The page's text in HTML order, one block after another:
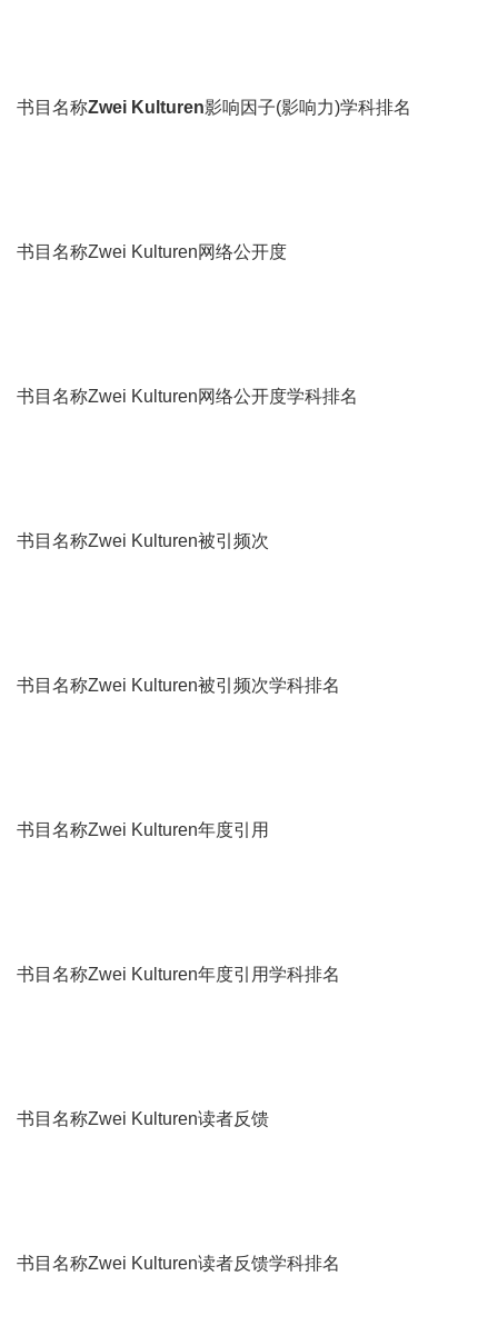
书目名称Zwei Kulturen影响因子(影响力)学科排名
书目名称Zwei Kulturen网络公开度
书目名称Zwei Kulturen网络公开度学科排名
书目名称Zwei Kulturen被引频次
书目名称Zwei Kulturen被引频次学科排名
书目名称Zwei Kulturen年度引用
书目名称Zwei Kulturen年度引用学科排名
书目名称Zwei Kulturen读者反馈
书目名称Zwei Kulturen读者反馈学科排名